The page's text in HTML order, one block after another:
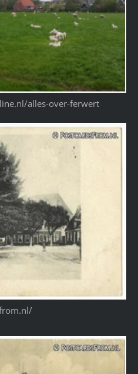
alles-over-ferwert